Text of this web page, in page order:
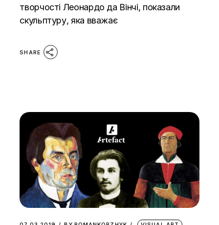
творчості Леонардо да Вінчі, показали
скульптуру, яка вважає
SHARE